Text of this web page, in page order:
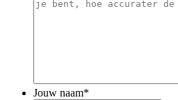
Jouw naam*